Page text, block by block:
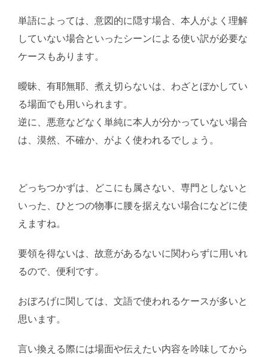
単語によっては、意図的に隠す場合、本人がよく理解
していない場合といったシーンによる使い訳が必要な
ケースもあります。
曖昧、有耶無耶、煮え切らないは、わざとぼかしてい
る場面でも用いられます。
逆に、悪意などなく単純に本人が分かっていない場合
は、漠然、不確か、がよく使われるでしょう。
どっちつかずは、どこにも属さない、専門としないと
いった、ひとつの物事に腰を据えない場合になどに使
えますね。
要領を得ないは、故意があるないに関わらずに用いれ
るので、便利です。
おぼろげに関しては、文語で使われるケースが多いと
思います。
言い換える際には場面や伝えたい内容を吟味してから